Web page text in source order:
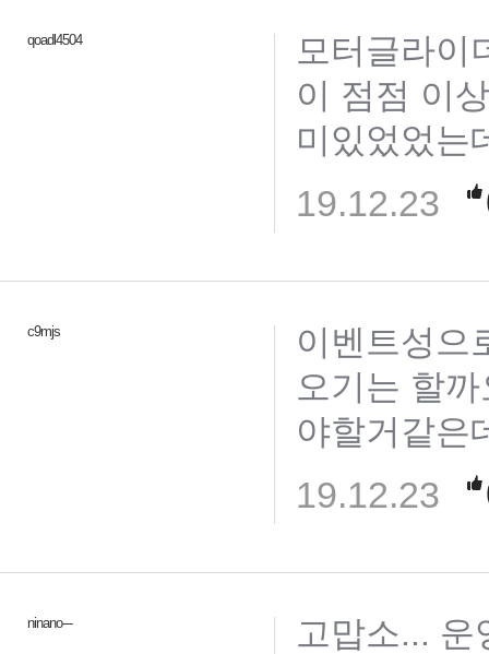
qoadl4504
모터글라이
이 점점 이
미있었었는
19.12.23
c9mjs
이벤트성으
오기는 할
야할거같은
19.12.23
ninano--- 고맙소... 운